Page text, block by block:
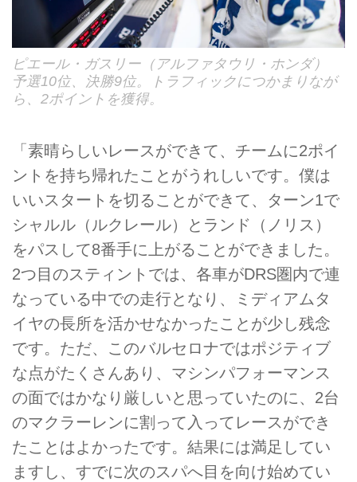
ピエール・ガスリー（アルファタウリ・ホンダ）
予選10位、決勝9位。トラフィックにつかまりなが
ら、2ポイントを獲得。
「素晴らしいレースができて、チームに2ポイ
ントを持ち帰れたことがうれしいです。僕は
いいスタートを切ることができて、ターン1で
シャルル（ルクレール）とランド（ノリス）
をパスして8番手に上がることができました。
2つ目のスティントでは、各車がDRS圏内で連
なっている中での走行となり、ミディアムタ
イヤの長所を活かせなかったことが少し残念
です。ただ、このバルセロナではポジティブ
な点がたくさんあり、マシンパフォーマンス
の面ではかなり厳しいと思っていたのに、2台
のマクラーレンに割って入ってレースができ
たことはよかったです。結果には満足してい
ますし、すでに次のスパへ目を向け始めてい